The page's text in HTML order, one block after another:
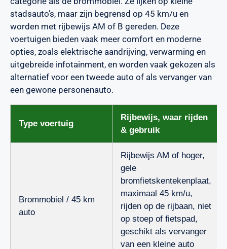
stadsauto’s, maar zijn begrensd op 45 km/u en
worden met rijbewijs AM of B gereden. Deze
voertuigen bieden vaak meer comfort en moderne
opties, zoals elektrische aandrijving, verwarming en
uitgebreide infotainment, en worden vaak gekozen als
alternatief voor een tweede auto of als vervanger van
een gewone personenauto.
Type voertuig
Rijbewijs, waar rijden
& gebruik
Brommobiel / 45 km
auto
Rijbewijs AM of hoger,
gele
bromfietskentekenplaat,
maximaal 45 km/u,
rijden op de rijbaan, niet
op stoep of fietspad,
geschikt als vervanger
van een kleine auto